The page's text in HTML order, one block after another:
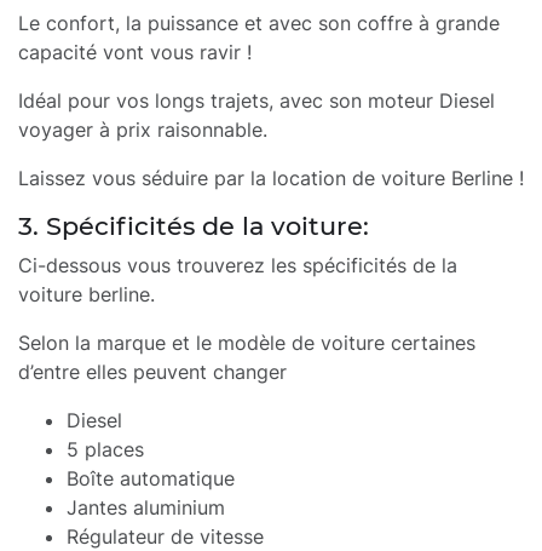
Le confort, la puissance et avec son coffre à grande
capacité vont vous ravir !
Idéal pour vos longs trajets, avec son moteur Diesel
voyager à prix raisonnable.
Laissez vous séduire par la location de voiture Berline !
3. Spécificités de la voiture:
Ci-dessous vous trouverez les spécificités de la
voiture berline.
Selon la marque et le modèle de voiture certaines
d’entre elles peuvent changer
Diesel
5 places
Boîte automatique
Jantes aluminium
Régulateur de vitesse